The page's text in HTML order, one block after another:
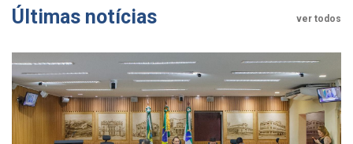
Últimas notícias ver todos